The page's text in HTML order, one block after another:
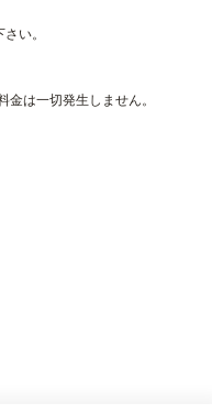
い。
は一切発生しません。